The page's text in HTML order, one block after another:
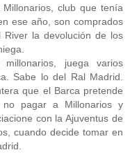
club que tenía
ese año, son comprados
la devolución de los
juega varios
Sabe lo del Ral Madrid.
que el Barca pretende
pagar a Millonarios y
con la Ajuventus de
cuando decide tomar en